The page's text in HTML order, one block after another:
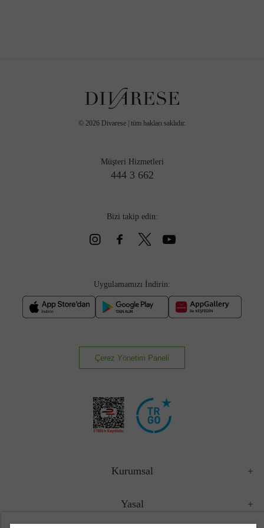
© 2026 Divarese | tüm hakları saklıdır.
Müşteri Hizmetleri
444 3 662
Bizi takip edin:
Uygulamamızı İndirin:
Çerez Yönetim Paneli
Kurumsal
Yasal